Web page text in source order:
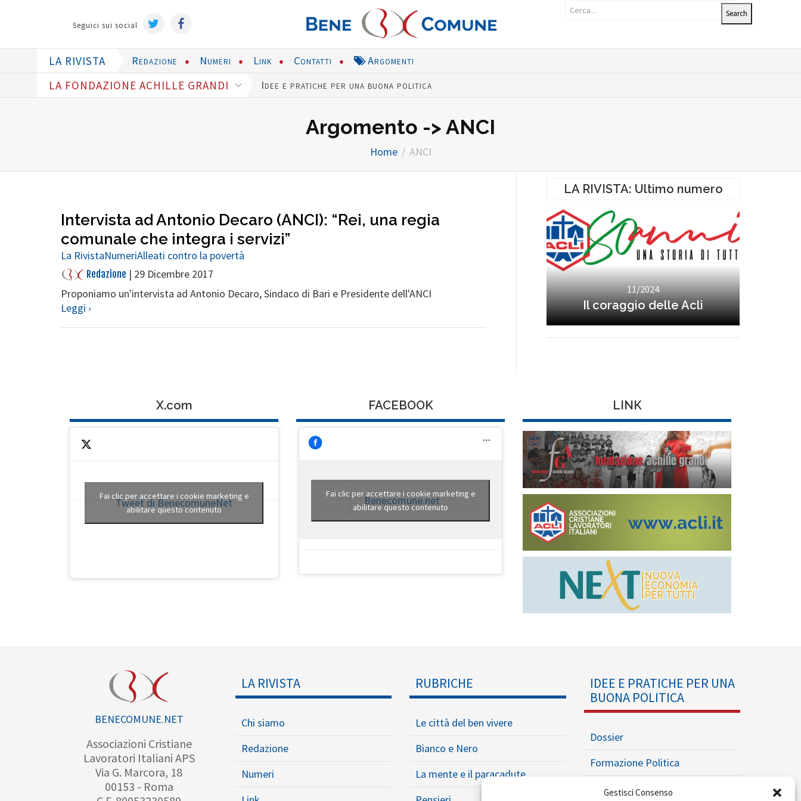
Gestisci Consenso
Seguici sui social
LA RIVISTA Redazione Numeri Link Contatti Argomenti
LA FONDAZIONE ACHILLE GRANDI Idee e pratiche per una buona politica
Argomento -> ANCI
Home ANCI
Intervista ad Antonio Decaro (ANCI): “Rei, una regia
comunale che integra i servizi”
La RivistaNumeriAlleati contro la povertà
Redazione | 29 Dicembre 2017
Proponiamo un'intervista ad Antonio Decaro, Sindaco di Bari e Presidente dell'ANCI
Leggi ›
LA RIVISTA: Ultimo numero
11/2024
Il coraggio delle Acli
X.com
Tweet di BenecomuneNet
Fai clic per accettare i cookie marketing e
abilitare questo contenuto
FACEBOOK
Benecomune.net
Fai clic per accettare i cookie marketing e
abilitare questo contenuto
LINK
BENECOMUNE.NET
Associazioni Cristiane
Lavoratori Italiani APS
Via G. Marcora, 18
00153 - Roma
LA RIVISTA
Chi siamo
Redazione
Numeri
RUBRICHE
Le città del ben vivere
Bianco e Nero
La mente e il paracadute
IDEE E PRATICHE PER UNA
BUONA POLITICA
Dossier
Formazione Politica
Eventi